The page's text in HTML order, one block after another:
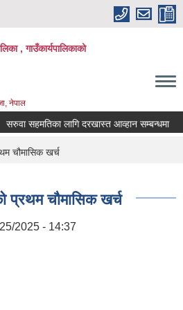
, गाउँकार्यपालिकाको
नेपाल
सहमतिका लागि दरखास्त आव्हान सम्बन्धमा
चौमासिक खर्च
चौमासिक खर्च
2025 - 14:37